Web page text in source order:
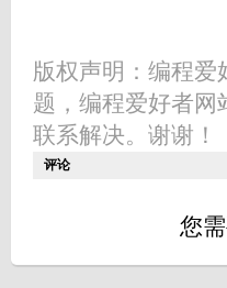
版权声明：编程爱
题，编程爱好者网
联系解决。谢谢！
评论
您